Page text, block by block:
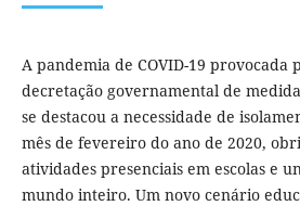
A pandemia de COVID-19 provocada
decretação governamental de
se destacou a necessidade de
mês de fevereiro do ano de 2020,
atividades presenciais em escolas e
mundo inteiro. Um novo cenário